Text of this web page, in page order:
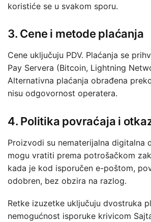
koristiće se u svakom sporu.
3. Cene i metode plaćanja
Cene uključuju PDV. Plaćanja se
Pay Servera (Bitcoin, Lightning
Alternativna plaćanja obrađena
nisu odgovornost operatera.
4. Politika povraćaja i
Proizvodi su nematerijalna digitalna
mogu vratiti prema potrošačkom
kada je kod isporučen e-poštom,
odobren, bez obzira na razlog.
Retke izuzetke uključuju dvostruka
nemogućnost isporuke krivicom